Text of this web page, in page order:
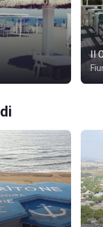
Il